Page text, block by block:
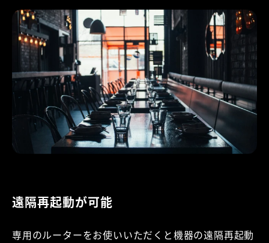
遠隔再起動が可能
専用のルーターをお使いいただくと機器の遠隔再起動